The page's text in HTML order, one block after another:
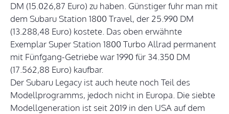
DM (15.026,87 Euro) zu haben. Günstiger fuhr man mit
dem Subaru Station 1800 Travel, der 25.990 DM
(13.288,48 Euro) kostete. Das oben erwähnte
Exemplar Super Station 1800 Turbo Allrad permanent
mit Fünfgang-Getriebe war 1990 für 34.350 DM
(17.562,88 Euro) kaufbar.
Der Subaru Legacy ist auch heute noch Teil des
Modellprogramms, jedoch nicht in Europa. Die siebte
Modellgeneration ist seit 2019 in den USA auf dem